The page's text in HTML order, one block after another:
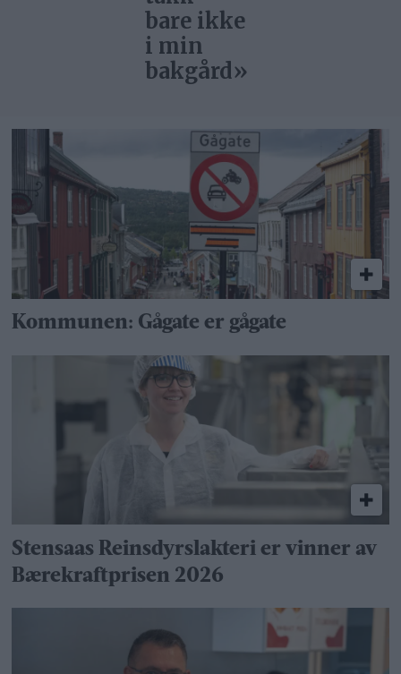
Kommunen: Gågate er gågate
Stensaas Reinsdyrslakteri er vinner av
Bærekraftprisen 2026